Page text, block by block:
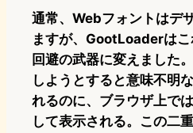
通常、Webフォントはデ
ますが、GootLoaderは
回避の武器に変えました
しようとすると意味不明
れるのに、ブラウザ上で
して表示される。この二